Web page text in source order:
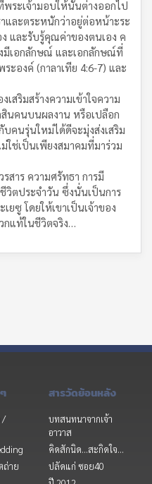
ระเจ้ามอบให้นั้นต่างออกไป
และตระหนักว่าอยู่ต่อหน้าะระ
ง และรับรู้คุณค่าของตนเอง ค
งมีเอกลักษณ์ และเอกลักษณ์ที่
ะองค์ (กาลาเทีย 4:6-7) และ
สริมสร้างความเข้าใจความ
นคนบนผลงาน หรือเปลือก
คนรุ่นใหม่ได้ดีจะมุ่งส่งเสริม
ใช่เป็นเพียงสมาคมที่มาร่วม
าร ความศรัทธา การมี
วิตประจำวัน ซึ่งนั่นเป็นการ
ยซู โดยให้เขาเป็นเจ้าของ
กแท้ในชีวิตจริง…
/
ถ่าย
สารวัดย้อนหลัง
บทสนทนาจากเจ้า
อาวาส
คิดสักนิด...สะกิดใจ...
ปลัดแก่ ซอย40